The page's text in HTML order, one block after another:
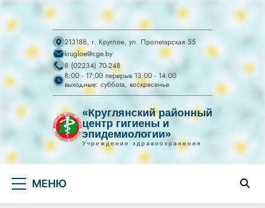
213188, г. Круглое, ул. Пролетарская 55
krugloe@cge.by
8 (02234) 70-248
8:00 - 17:00 перерыв 13:00 - 14:00
выходные: суббота, воскресенье
«Круглянский районный
центр гигиены и
эпидемиологии»
Учреждение здравоохранения
УЗ "Круглянский
райЦГЭ"
УЗ "Круглянский районный центр гигиены и
МЕНЮ